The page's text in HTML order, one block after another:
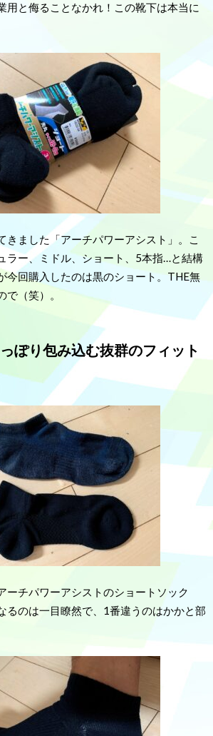
用と侮ることなかれ！この靴下は本当に
きました「アーチパワーアシスト」。こ
ラー、ミドル、ショート、5本指…と結構
今回購入したのは黒のショート。THE無
（笑）。
り包み込む抜群のフィット
ーチパワーアシストのショートソック
るのは一目瞭然で、1番違うのはかかと部